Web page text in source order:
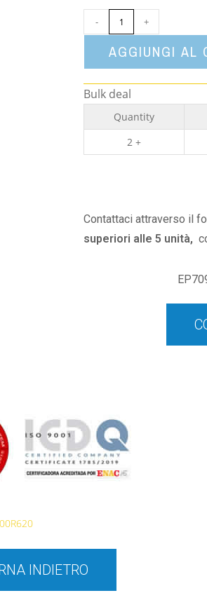
- +
AGGIUNGI AL
Bulk deal
Quantity
2 +
Contattaci attraverso il
superiori alle 5 unità,
INDIETRO